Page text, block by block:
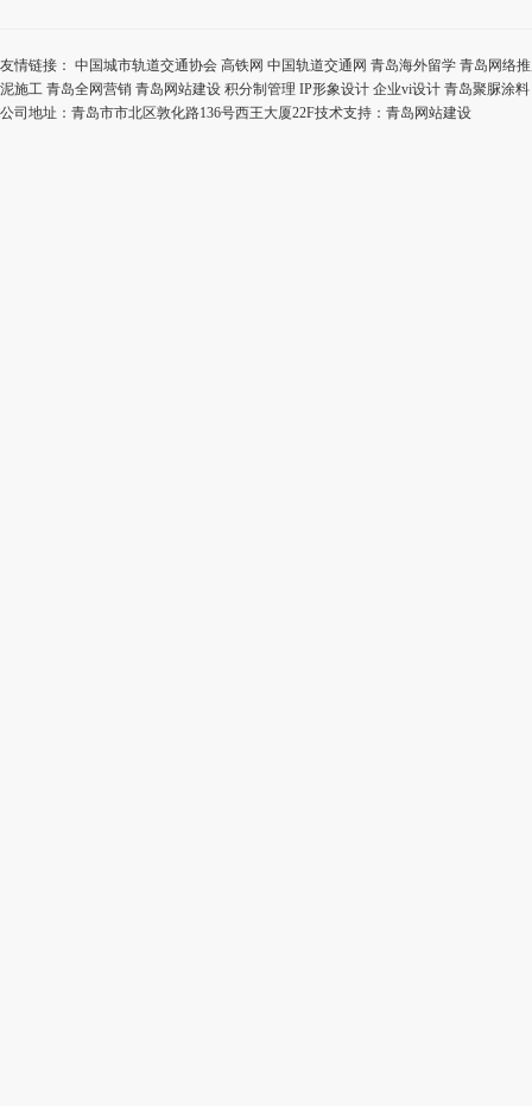
友情链接： 中国城市轨道交通协会 高铁网 中国轨道交通网 青岛海外留学 青岛网络
泥施工 青岛全网营销 青岛网站建设 积分制管理 IP形象设计 企业vi设计 青岛聚脲涂料
公司地址：青岛市市北区敦化路136号西王大厦22F技术支持： 青岛网站建设